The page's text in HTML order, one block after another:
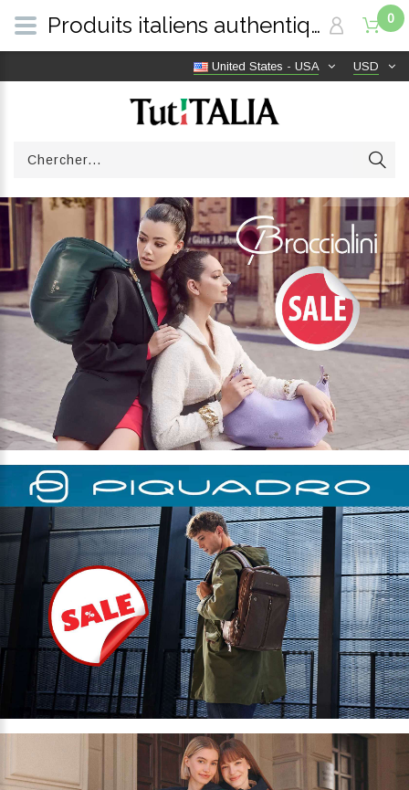
USD
United States - USA
0
Produits italiens authentiques, livraison gratuite dans le monde entier | TutITALIA